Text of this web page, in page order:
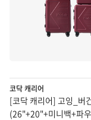
코닥 캐리어
[코닥 캐리어] 고잉_버
(26"+20"+미니백+파